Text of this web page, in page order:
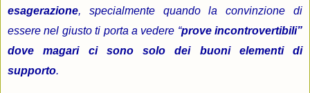
esagerazione, specialmente quando la convinzione di
essere nel giusto ti porta a vedere “prove incontrovertibili”
dove magari ci sono solo dei buoni elementi di
supporto.